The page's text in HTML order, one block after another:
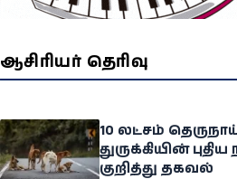
ஆசிரியர் தெரிவு
10 லட்சம்
துருக்கியின்
குறித்து தகவல்